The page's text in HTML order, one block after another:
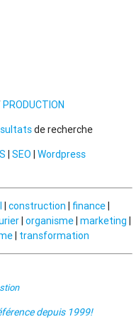
PRODUCTION
de recherche
| SEO | Wordpress
| construction | finance|
| organisme| marketing |
| transformation
depuis 1999!